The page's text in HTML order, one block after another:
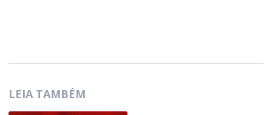
LEIA TAMBÉM